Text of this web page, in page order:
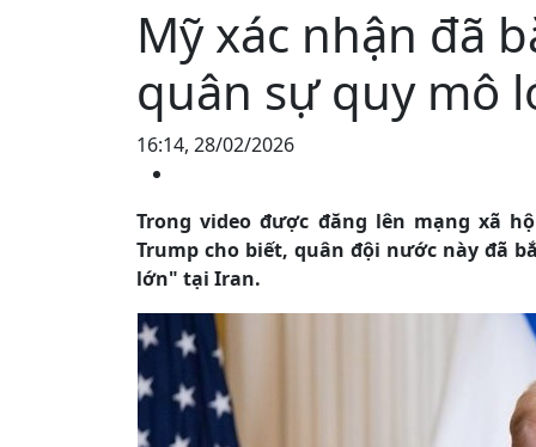
Mỹ xác nhận đã
quân sự quy mô
16:14, 28/02/2026
Trong video được đăng lên mạng xã
Trump cho biết, quân đội nước này đã
lớn" tại Iran.